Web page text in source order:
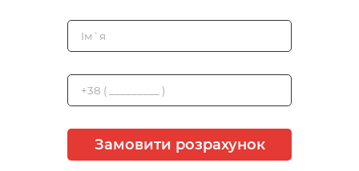
Замовити розрахунок